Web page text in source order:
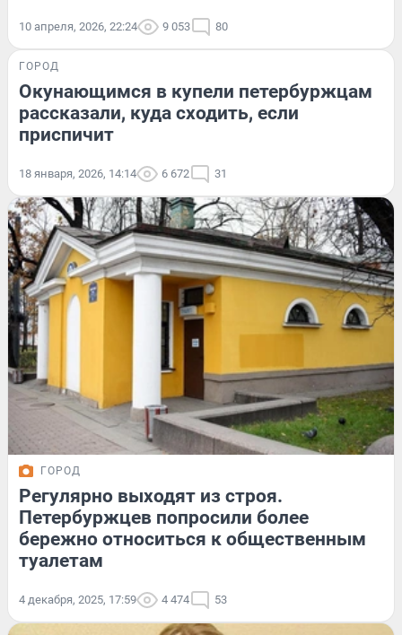
10 апреля, 2026, 22:24 9 053 80
ГОРОД
Окунающимся в купели петербуржцам
рассказали, куда сходить, если
приспичит
18 января, 2026, 14:14 6 672 31
ГОРОД
Регулярно выходят из строя.
Петербуржцев попросили более
бережно относиться к общественным
туалетам
4 декабря, 2025, 17:59 4 474 53